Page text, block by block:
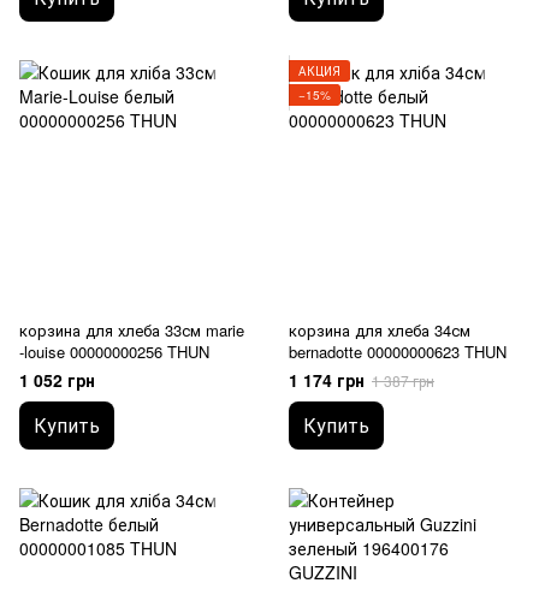
корзина для хлеба 33см marie
-louise 00000000256 THUN
1 052 грн
Купить
АКЦИЯ
−15%
корзина для хлеба 34см
bernadotte 00000000623 THUN
1 174 грн 1 387 грн
Купить